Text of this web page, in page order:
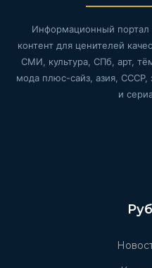
Информационный портал
контент для ценителей
СМИ, культура, СПб, арт,
мода плюс-сайз, азия,
и